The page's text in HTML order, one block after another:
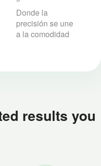
Donde la
precisión se une
a la comodidad
results you